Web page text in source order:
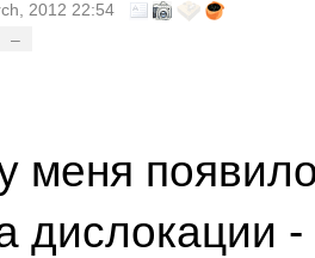
2012 22:54
–
меня
дислокации